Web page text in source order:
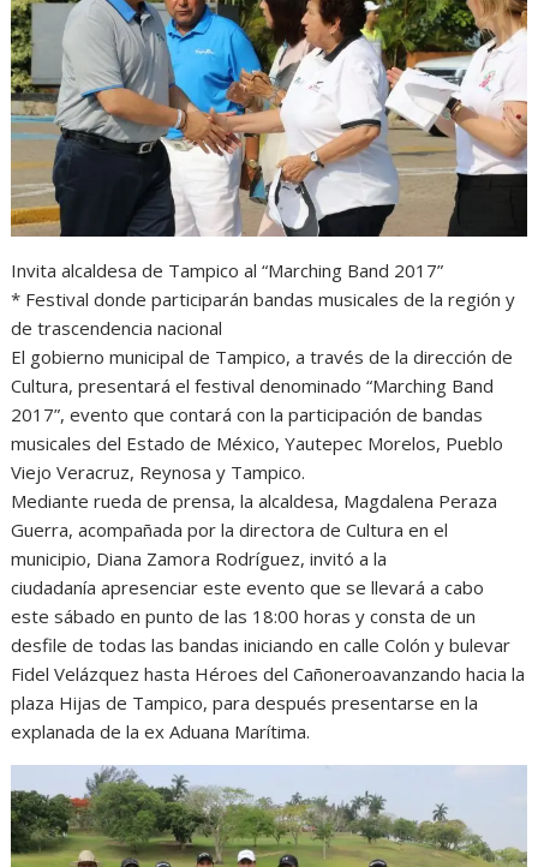
A
p
p
o
o
k
n
g
e
r
r
a
m
Invita alcaldesa de Tampico al “Marching Band 2017”
* Festival donde participarán bandas musicales de la región y
de trascendencia nacional
El gobierno municipal de Tampico, a través de la dirección de
Cultura, presentará el festival denominado “Marching Band
2017”, evento que contará con la participación de bandas
musicales del Estado de México, Yautepec Morelos, Pueblo
Viejo Veracruz, Reynosa y Tampico.
Mediante rueda de prensa, la alcaldesa, Magdalena Peraza
Guerra, acompañada por la directora de Cultura en el
municipio, Diana Zamora Rodríguez, invitó a la
ciudadanía apresenciar este evento que se llevará a cabo
este sábado en punto de las 18:00 horas y consta de un
desfile de todas las bandas iniciando en calle Colón y bulevar
Fidel Velázquez hasta Héroes del Cañoneroavanzando hacia la
plaza Hijas de Tampico, para después presentarse en la
explanada de la ex Aduana Marítima.